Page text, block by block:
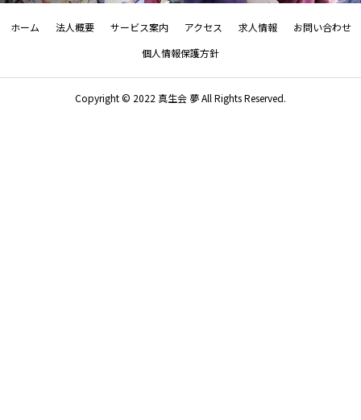
ホーム 法人概要 サービス案内 アクセス 求人情報
お問い合わせ
個人情報保護方針
Copyright © 2022 真生会 夢 All Rights Reserved.